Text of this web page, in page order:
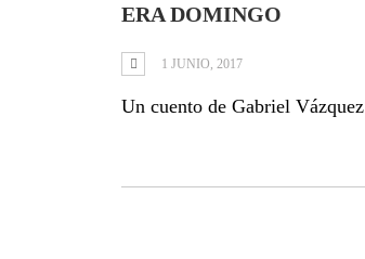
ERA DOMINGO
1 JUNIO, 2017
Un cuento de Gabriel Vázquez